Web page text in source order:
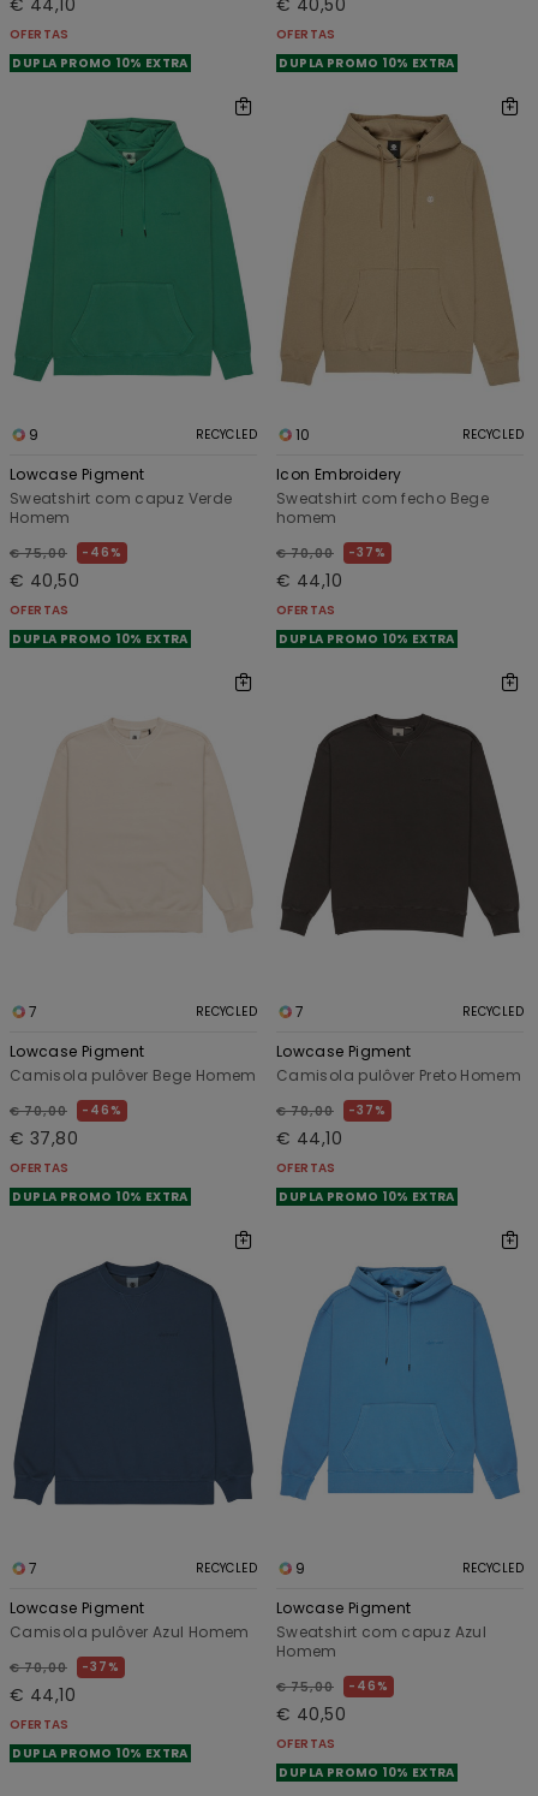
€ 44,10
OFERTAS
DUPLA PROMO 10% EXTRA
€ 40,50
OFERTAS
DUPLA PROMO 10% EXTRA
9 RECYCLED
Lowcase Pigment
Sweatshirt com capuz Verde
Homem
€ 75,00 46%
€ 40,50
OFERTAS
DUPLA PROMO 10% EXTRA
10 RECYCLED
Icon Embroidery
Sweatshirt com fecho Bege
homem
€ 70,00 37%
€ 44,10
OFERTAS
DUPLA PROMO 10% EXTRA
7 RECYCLED
Lowcase Pigment
Camisola pulôver Bege Homem
€ 70,00 46%
€ 37,80
OFERTAS
DUPLA PROMO 10% EXTRA
7 RECYCLED
Lowcase Pigment
Camisola pulôver Preto Homem
€ 70,00 37%
€ 44,10
OFERTAS
DUPLA PROMO 10% EXTRA
7 RECYCLED
Lowcase Pigment
Camisola pulôver Azul Homem
€ 70,00 37%
€ 44,10
OFERTAS
DUPLA PROMO 10% EXTRA
9 RECYCLED
Lowcase Pigment
Sweatshirt com capuz Azul
Homem
€ 75,00 46%
€ 40,50
OFERTAS
DUPLA PROMO 10% EXTRA